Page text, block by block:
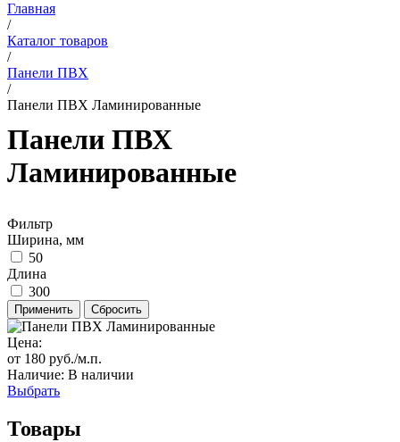
Главная
/
Каталог товаров
/
Панели ПВХ
/
Панели ПВХ Ламинированные
Панели ПВХ
Ламинированные
Фильтр
Ширина, мм
50
Длина
300
Цена:
от 180 руб./м.п.
Наличие: В наличии
Выбрать
Товары